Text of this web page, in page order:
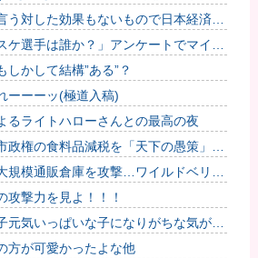
にはメッチャ美人だよね…
う対した効果もないもので日本経済破
ケ選手は誰か？」アンケートでマイケ
な支持を集める
しかして結構”ある”？
ーーーッ(極道入稿)
るライトハローさんとの最高の夜
政権の食料品減税を「天下の愚策」と
規模通販倉庫を攻撃…ワイルドベリー
攻撃力を見よ！！！
元気いっぱいな子になりがちな気がす
違いだろ…」
方が可愛かったよな他